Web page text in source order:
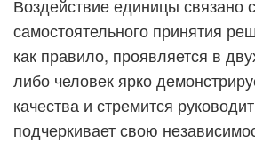
Воздействие единицы связано
самостоятельного принятия
как правило, проявляется в
либо человек ярко
качества и стремится
подчеркивает свою